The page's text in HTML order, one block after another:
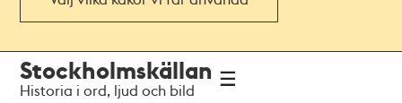
navigationen
huvudinnehållet
Stockholmskällan
Historia i ord, ljud och bild